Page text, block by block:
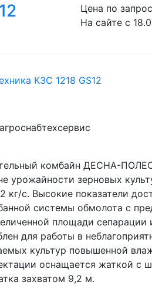
Цена по
На сайте с
КЗС 1218 GS12
комбайн ДЕСНА-
урожайности зерновых
кг/с. Высокие показатели
системы обмолота с
площади
для работы в
культур повышенной
оснащается жаткой с
захватом 9,2 м.